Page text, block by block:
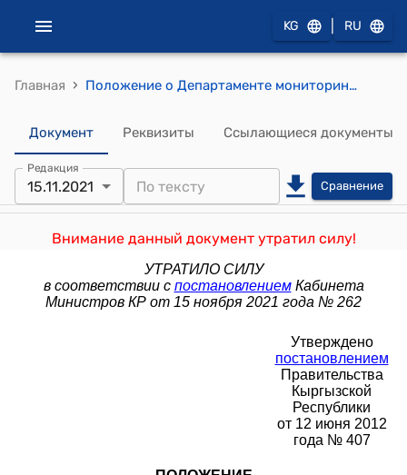
KG RU
Главная › Положение о Департаменте мониторинга, прогнозирования чрезвычайных ситуаций Министерства чрезвычайных ситуаций Кыргызской Республики (утверждено постановлением Правительства КР от 12 июня 2012 года №407)
Документ Реквизиты Ссылающиеся документы
Редакция
15.11.2021 Сравнение
Внимание данный документ утратил силу!